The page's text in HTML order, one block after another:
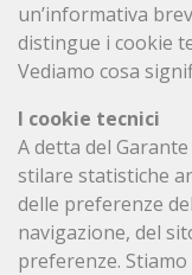
un’informativa
distingue i cookie
Vediamo cosa
I cookie tecnici
A detta del
stilare statistiche
delle preferenze
navigazione, del
preferenze.